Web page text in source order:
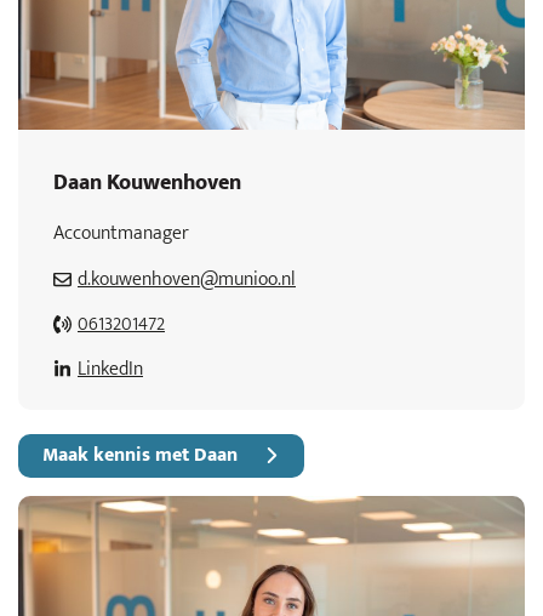
Daan Kouwenhoven
Accountmanager
d.kouwenhoven@munioo.nl
0613201472
LinkedIn
Maak kennis met Daan